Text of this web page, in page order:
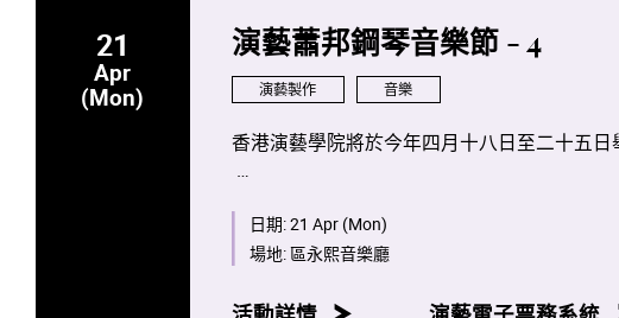
21
Apr
(Mon)
演藝蕭邦鋼琴音樂節 - 4
演藝製作 音樂
香港演藝學院將於今年四月十八日至二十五日
生及校友攜手演出。
日期:21 Apr (Mon)
場地:區永熙音樂廳